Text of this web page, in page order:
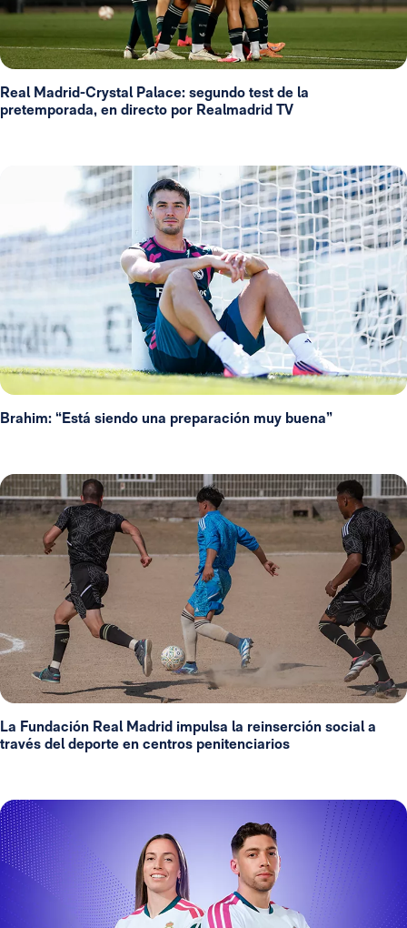
Real Madrid-Crystal Palace: segundo test de la
pretemporada, en directo por Realmadrid TV
Brahim: “Está siendo una preparación muy buena”
La Fundación Real Madrid impulsa la reinserción social a
través del deporte en centros penitenciarios